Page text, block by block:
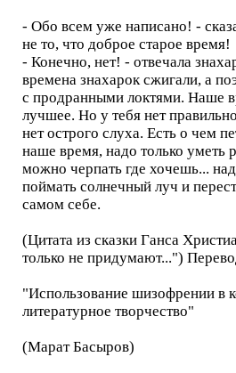
- Обо всем уже написано! -
не то, что доброе старое время!
- Конечно, нет! - отвечала
времена знахарок сжигали, а
с продранными локтями. Наше
лучшее. Но у тебя нет
нет острого слуха. Есть о чем
наше время, надо только уметь
можно черпать где хочешь...
поймать солнечный луч и
самом себе.
(Цитата из сказки Ганса
только не придумают...")
"Использование шизофрении в
литературное творчество"
(Марат Басыров)